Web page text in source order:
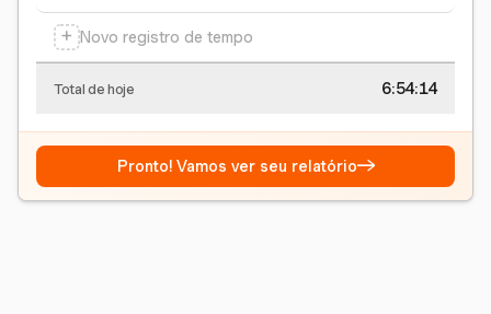
+ Novo registro de tempo
Total de hoje 6:54:15
Pronto! Vamos ver seu relatório→